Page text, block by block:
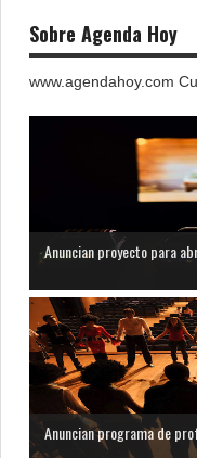
Sobre Agenda Hoy
www.agendahoy.com
Anuncian proyecto para
Anuncian programa de